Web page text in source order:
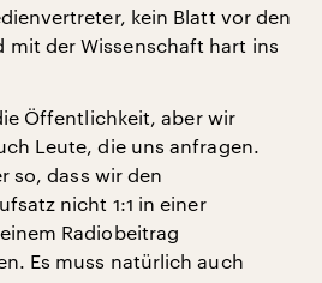
kein Blatt vor den
mit der Wissenschaft hart ins
Öffentlichkeit, aber wir
Leute, die uns anfragen.
so, dass wir den
nicht 1:1 in einer
Radiobeitrag
Es muss natürlich auch